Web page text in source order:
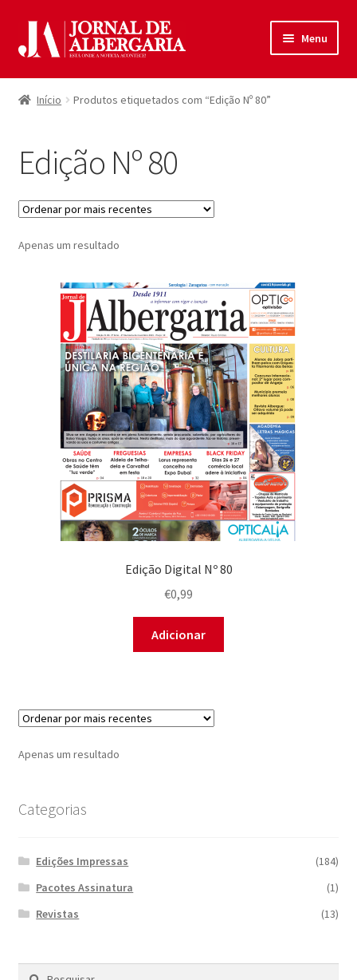
para
Saltar
para
Menu
Início
Política de Privacidade
Termos e Condições
Contactos
Registar
Início Produtos etiquetados com “Edição Nº 80”
Edição Nº 80
Apenas um resultado
Edição Digital Nº 80
€0,99
Adicionar
Apenas um resultado
Categorias
Edições Impressas
(184)
Pacotes Assinatura
(1)
Revistas
(13)
Pesquisar